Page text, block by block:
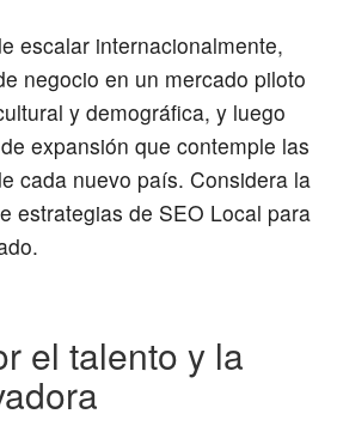
escalar internacionalmente,
negocio en un mercado piloto
y demográfica, y luego
expansión que contemple las
cada nuevo país. Considera la
estrategias de SEO Local para
el talento y la